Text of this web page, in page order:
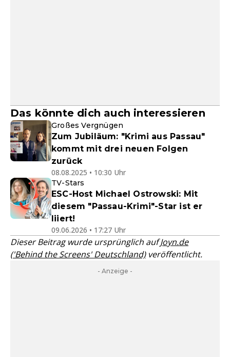
Das könnte dich auch interessieren
Großes Vergnügen
Zum Jubiläum: "Krimi aus Passau"
kommt mit drei neuen Folgen
zurück
08.08.2025 • 10:30 Uhr
TV-Stars
ESC-Host Michael Ostrowski: Mit
diesem "Passau-Krimi"-Star ist er
liiert!
09.06.2026 • 17:27 Uhr
Dieser Beitrag wurde ursprünglich aufJoyn.de
('Behind the Screens' Deutschland)veröffentlicht.
- Anzeige -